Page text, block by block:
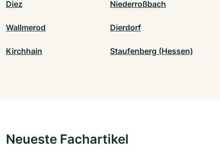
Diez Niederroßbach
Wallmerod Dierdorf
Kirchhain Staufenberg (Hessen)
Neueste Fachartikel